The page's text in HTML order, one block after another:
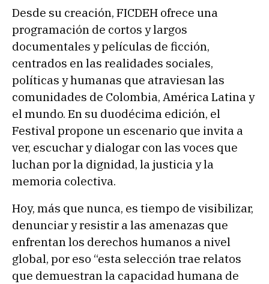
Desde su creación, FICDEH ofrece una
programación de cortos y largos
documentales y películas de ficción,
centrados en las realidades sociales,
políticas y humanas que atraviesan las
comunidades de Colombia, América Latina y
el mundo. En su duodécima edición, el
Festival propone un escenario que invita a
ver, escuchar y dialogar con las voces que
luchan por la dignidad, la justicia y la
memoria colectiva.
Hoy, más que nunca, es tiempo de visibilizar,
denunciar y resistir a las amenazas que
enfrentan los derechos humanos a nivel
global, por eso “esta selección trae relatos
que demuestran la capacidad humana de